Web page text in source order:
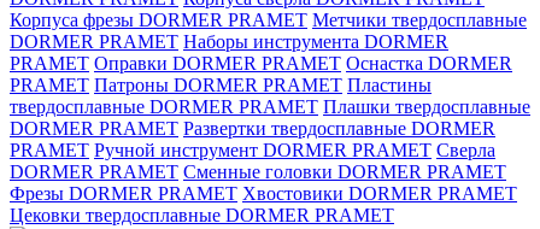
Корпуса фрезы DORMER PRAMET Метчики твердосплавные
DORMER PRAMET Наборы инструмента DORMER
PRAMET Оправки DORMER PRAMET Оснастка DORMER
PRAMET Патроны DORMER PRAMET Пластины
твердосплавные DORMER PRAMET Плашки твердосплавные
DORMER PRAMET Развертки твердосплавные DORMER
PRAMET Ручной инструмент DORMER PRAMET Сверла
DORMER PRAMET Сменные головки DORMER PRAMET
Фрезы DORMER PRAMET Хвостовики DORMER PRAMET
Цековки твердосплавные DORMER PRAMET